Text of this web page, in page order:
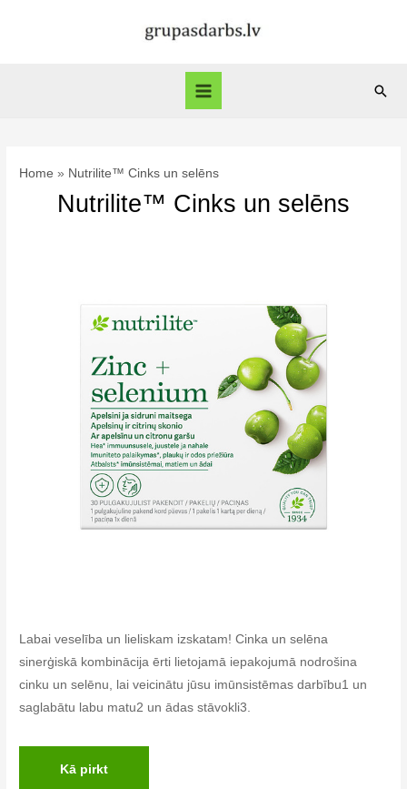
Main
Home Nutrilite™ Cinks un selēns
Nutrilite™ Cinks un selēns
Labai veselība un lieliskam izskatam! Cinka un selēna
sinerģiskā kombinācija ērti lietojamā iepakojumā nodrošina
cinku un selēnu, lai veicinātu jūsu imūnsistēmas darbību1 un
saglabātu labu matu2 un ādas stāvokli3.
Kā pirkt